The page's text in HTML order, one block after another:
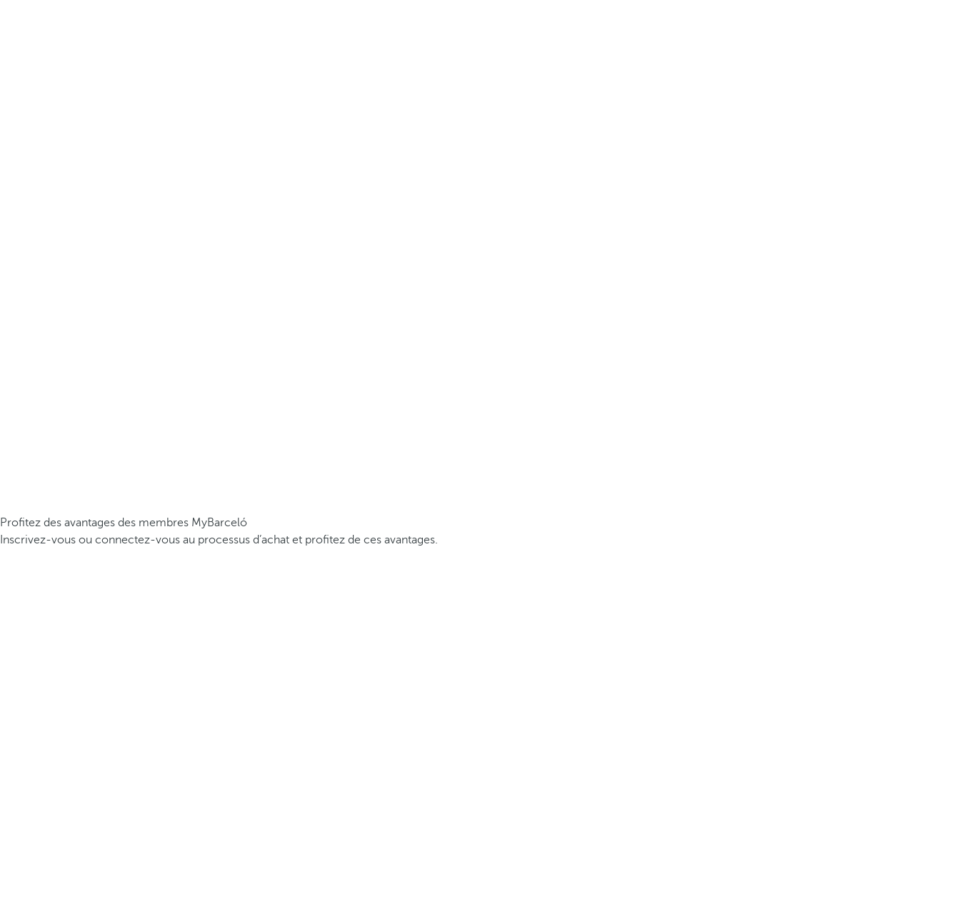
Profitez des avantages des membres MyBarceló
Inscrivez-vous ou connectez-vous au processus d’achat et profitez de ces avantages.